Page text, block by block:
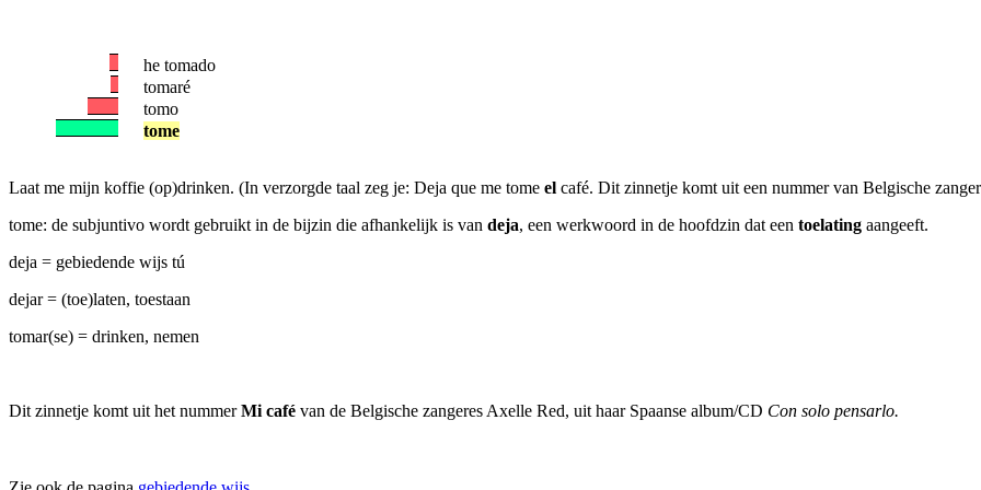
he tomado
tomaré
tomo
tome
Laat me mijn koffie (op)drinken. (In verzorgde taal zeg je: Deja que me tome el café. Dit zinnetje komt uit een nummer van Belgische
tome: de subjuntivo wordt gebruikt in de bijzin die afhankelijk is van deja, een werkwoord in de hoofdzin dat een toelating aangeeft.
deja = gebiedende wijs tú
dejar = (toe)laten, toestaan
tomar(se) = drinken, nemen
Dit zinnetje komt uit het nummerMi café van de Belgische zangeres Axelle Red, uit haar Spaanse album/CD Con solo pensarlo.